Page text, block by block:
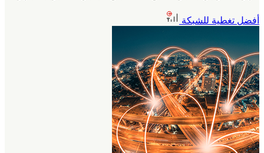
أفضل تغطية للشبكة